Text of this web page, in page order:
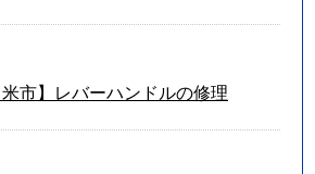
米市】レバーハンドルの修理